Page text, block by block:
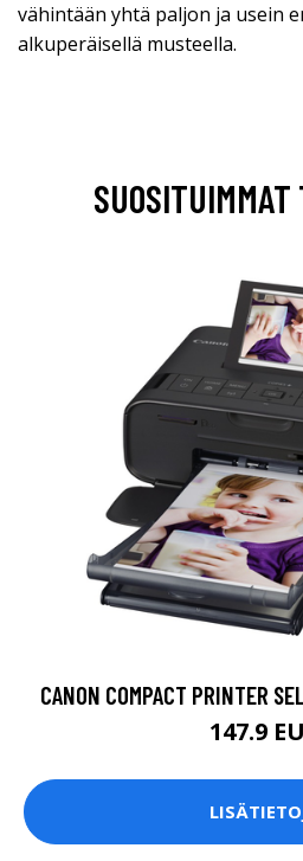
vähintään yhtä paljon ja usein
alkuperäisellä musteella.
CANON COMPACT PRINTER
147.9